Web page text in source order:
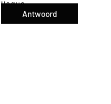
Hague.
Antwoord